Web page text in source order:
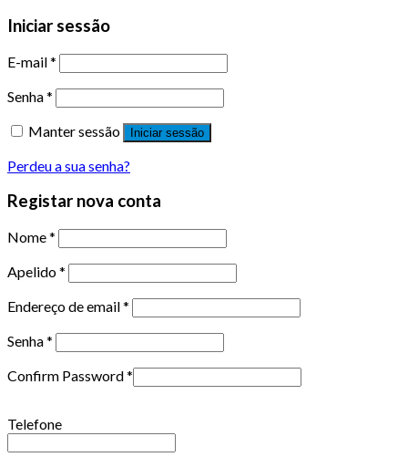
Iniciar sessão
E-mail*
Senha*
Manter sessão
Iniciar sessão
Perdeu a sua senha?
Registar nova conta
Nome*
Apelido*
Endereço de email*
Senha*
Confirm Password*
Telefone